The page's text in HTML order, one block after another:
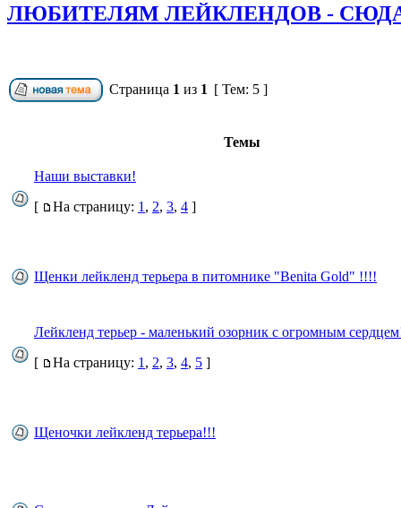
ЛЮБИТЕЛЯМ ЛЕЙКЛЕНДОВ -
Страница 1 из 1 [ Тем: 5 ]
Темы
Наши выставки!
[
На страницу: 1 , 2, 3, 4 ]
Щенки лейкленд терьера в питомнике "Benita Gold" !!!!
Лейкленд терьер - маленький озорник с огромным
[
На страницу: 1 , 2, 3, 4, 5 ]
Щеночки лейкленд терьера!!!